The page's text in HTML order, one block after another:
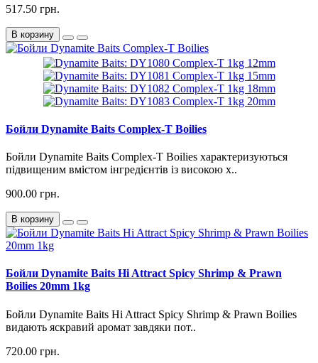
517.50 грн.
В корзину
Бойли Dynamite Baits Complex-T Boilies
Бойли Dynamite Baits Complex-T Boilies характеризуються
підвищеним вмістом інгредієнтів із високою х..
900.00 грн.
В корзину
Бойли Dynamite Baits Hi Attract Spicy Shrimp & Prawn
Boilies 20mm 1kg
Бойли Dynamite Baits Hi Attract Spicy Shrimp & Prawn Boilies
видають яскравий аромат завдяки пот..
720.00 грн.